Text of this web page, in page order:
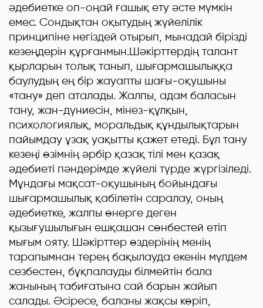
әдебиетке оп-оңай ғашық ету әсте мүмкін
емес. Сондықтан оқытудың жүйелілік
принципіне негіздей отырып, мынадай бірізді
кезеңдерін құрғанмын.Шәкірттердің талант
қырларын толық танып, шығармашылыққа
баулудың ең бір жауапты шағы-оқушыны
«тану» деп аталады. Жалпы, адам баласын
тану, жан-дүниесін, мінез-құлқын,
психологиялық, моральдық құндылықтарын
пайымдау ұзақ уақытты қажет етеді. Бұл тану
кезеңі өзімнің әрбір қазақ тілі мен қазақ
әдебиеті пәндерімде жүйелі түрде жүргізіледі.
Мұндағы мақсат-оқушының бойындағы
шығармашылық қабілетін саралау, оның
әдебиетке, жалпы өнерге деген
қызығушылығын ешқашан сөнбестей етіп
мығым ояту. Шәкірттер өздерінің менің
тарапымнан терең бақылауда екенін мүлдем
сезбестен, бұқпалауды білмейтін бала
жанының табиғатына сай барын жайып
салады. Әсіресе, баланы жақсы көріп,